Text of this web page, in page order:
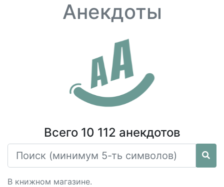
Анекдоты
Всего 10 112 анекдотов
В книжном магазине.